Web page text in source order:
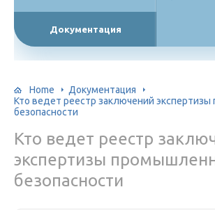
Документация
Home
Документация
Кто ведет реестр заключений
безопасности
Кто ведет реестр
экспертизы
безопасности